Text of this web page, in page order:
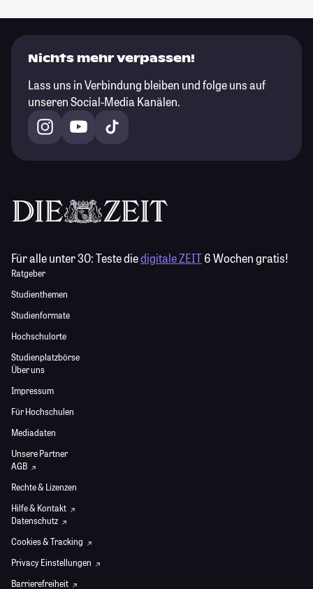
Nichts mehr verpassen!
Lass uns in Verbindung bleiben und folge uns auf
unseren Social-Media Kanälen.
Für alle unter 30:Teste diedigitale ZEIT6 Wochen gratis!
Ratgeber
Studienthemen
Studienformate
Hochschulorte
Studienplatzbörse
Über uns
Impressum
Für Hochschulen
Mediadaten
Unsere Partner
AGB
Rechte & Lizenzen
Hilfe & Kontakt
Datenschutz
Cookies & Tracking
Privacy Einstellungen
Barrierefreiheit